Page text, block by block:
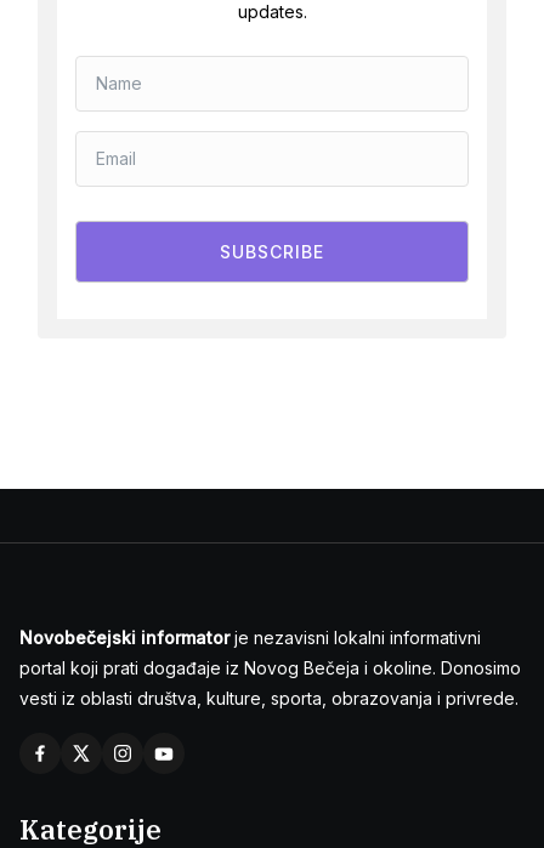
updates.
SUBSCRIBE
Novobečejski informatorje nezavisni lokalni informativni
portal koji prati događaje iz Novog Bečeja i okoline. Donosimo
vesti iz oblasti društva, kulture, sporta, obrazovanja i privrede.
Kategorije